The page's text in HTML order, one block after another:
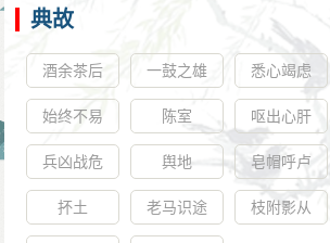
待，怀疑的话则防范，使其没有预谋而
兵相战，伤皇祖的在天之意呢？”当时只
奇看法。于是杨荣率先入谏，杨士奇随
宫侍卫不与两人入宫。之后明宣宗召见
两人均赞同杨士奇看法。明宣宗于是无
部队直接回京。抵达京师后，明宣宗召
其：“现在很多人都在上奏赵王事，怎么
典故
酒余茶后 一鼓之雄 悉心竭虑
始终不易 陈室 呕出心肝
兵凶战危 舆地 皂帽呼卢
抔土 老马识途 枝附影从